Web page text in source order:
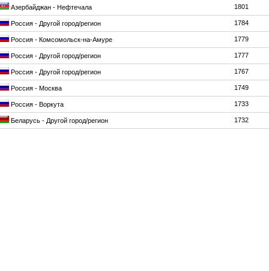
Азербайджан - Нефтечала 1801
Россия - Другой город/регион 1784
Россия - Комсомольск-на-Амуре 1779
Россия - Другой город/регион 1777
Россия - Другой город/регион 1767
Россия - Москва 1749
Россия - Воркута 1733
Беларусь - Другой город/регион 1732